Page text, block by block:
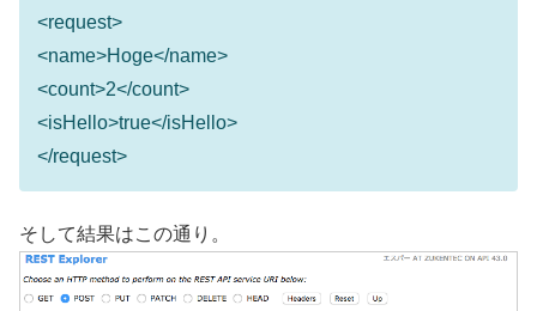
<request>
<name>Hoge</name>
<count>2</count>
<isHello>true</isHello>
</request>
そして結果はこの通り。